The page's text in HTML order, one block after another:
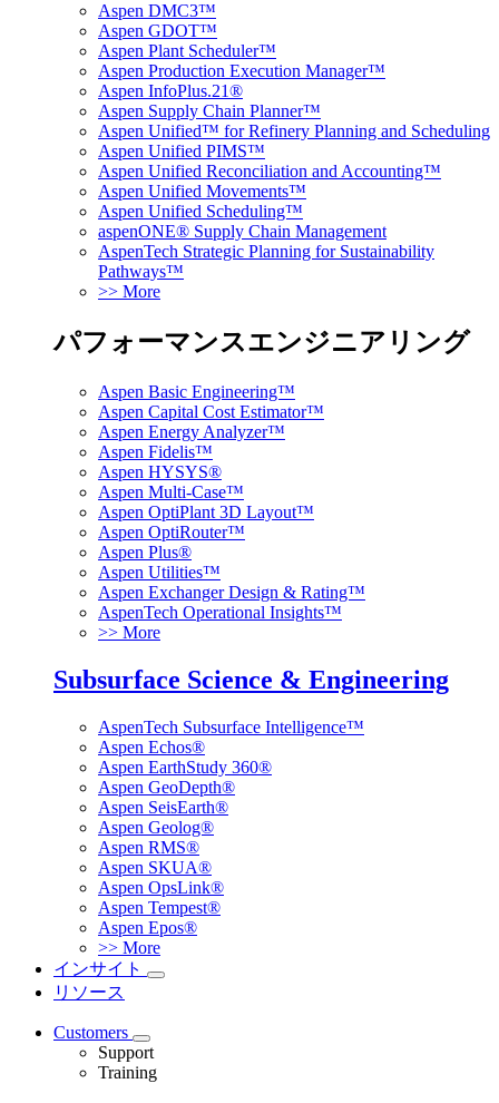
Aspen DMC3™
Aspen GDOT™
Aspen Plant Scheduler™
Aspen Production Execution Manager™
Aspen InfoPlus.21®
Aspen Supply Chain Planner™
Aspen Unified™ for Refinery Planning and Scheduling
Aspen Unified PIMS™
Aspen Unified Reconciliation and Accounting™
Aspen Unified Movements™
Aspen Unified Scheduling™
aspenONE® Supply Chain Management
AspenTech Strategic Planning for Sustainability
Pathways™
>> More
パフォーマンスエンジニアリング
Aspen Basic Engineering™
Aspen Capital Cost Estimator™
Aspen Energy Analyzer™
Aspen Fidelis™
Aspen HYSYS®
Aspen Multi-Case™
Aspen OptiPlant 3D Layout™
Aspen OptiRouter™
Aspen Plus®
Aspen Utilities™
Aspen Exchanger Design & Rating™
AspenTech Operational Insights™
>> More
Subsurface Science & Engineering
AspenTech Subsurface Intelligence™
Aspen Echos®
Aspen EarthStudy 360®
Aspen GeoDepth®
Aspen SeisEarth®
Aspen Geolog®
Aspen RMS®
Aspen SKUA®
Aspen OpsLink®
Aspen Tempest®
Aspen Epos®
>> More
インサイト
リソース
Customers
Support
Training